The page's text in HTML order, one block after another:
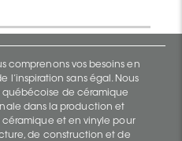
comprenons vos besoins en
l’inspiration sans égal. Nous
de céramique
dans la production et
et en vinyle pour
de construction et de